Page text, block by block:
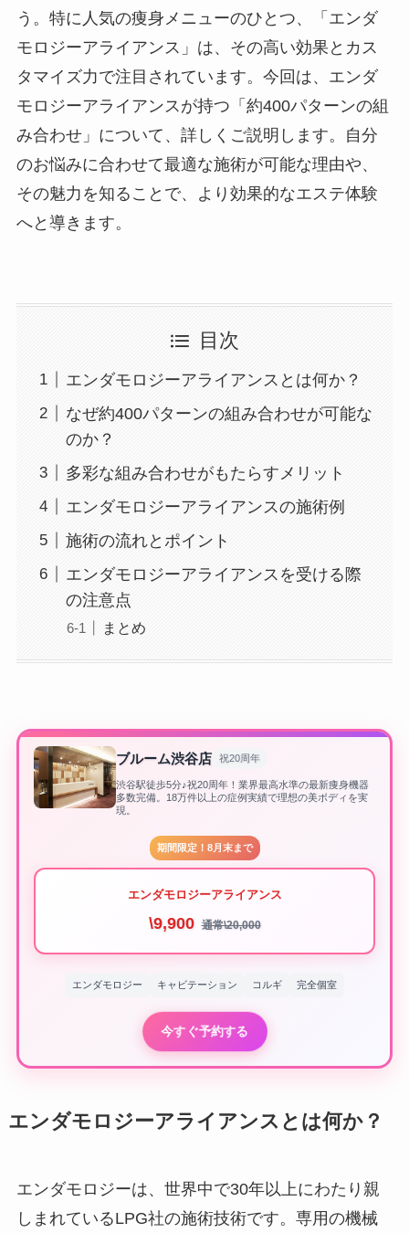
う。特に人気の痩身メニューのひとつ、「エンダ
モロジーアライアンス」は、その高い効果とカス
タマイズ力で注目されています。今回は、エンダ
モロジーアライアンスが持つ「約400パターンの組
み合わせ」について、詳しくご説明します。自分
のお悩みに合わせて最適な施術が可能な理由や、
その魅力を知ることで、より効果的なエステ体験
へと導きます。
目次
エンダモロジーアライアンスとは何か？
なぜ約400パターンの組み合わせが可能な
のか？
多彩な組み合わせがもたらすメリット
エンダモロジーアライアンスの施術例
施術の流れとポイント
エンダモロジーアライアンスを受ける際
の注意点
まとめ
ブルーム渋谷店 祝20周年
渋谷駅徒歩5分♪祝20周年！業界最高水準の最新痩身機器
多数完備。18万件以上の症例実績で理想の美ボディを実
現。
期間限定！8月末まで
エンダモロジーアライアンス
\9,900 通常\20,000
エンダモロジー キャビテーション コルギ 完全個室
今すぐ予約する
エンダモロジーアライアンスとは何か？
エンダモロジーは、世界中で30年以上にわたり親
しまれているLPG社の施術技術です。専用の機械